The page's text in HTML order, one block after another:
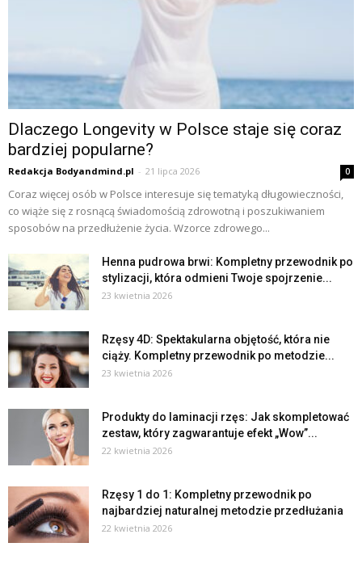
Dlaczego Longevity w Polsce staje się coraz
bardziej popularne?
Redakcja Bodyandmind.pl - 21 lipca 2026 0
Coraz więcej osób w Polsce interesuje się tematyką długowieczności,
co wiąże się z rosnącą świadomością zdrowotną i poszukiwaniem
sposobów na przedłużenie życia. Wzorce zdrowego...
Henna pudrowa brwi: Kompletny przewodnik po
stylizacji, która odmieni Twoje spojrzenie...
23 kwietnia 2026
Rzęsy 4D: Spektakularna objętość, która nie
ciąży. Kompletny przewodnik po metodzie...
23 kwietnia 2026
Produkty do laminacji rzęs: Jak skompletować
zestaw, który zagwarantuje efekt „Wow”...
22 kwietnia 2026
Rzęsy 1 do 1: Kompletny przewodnik po
najbardziej naturalnej metodzie przedłużania
22 kwietnia 2026